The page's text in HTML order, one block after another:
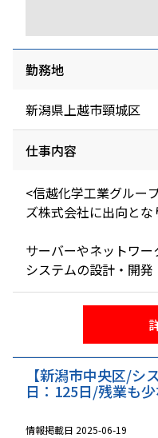
勤務地
新潟県上越市頸城区
仕事内容
<信越化学工業グルー
ズ株式会社に出向とな
サーバーやネットワ
システムの設計・開
保守、そして各プロ
行っていただきます。
【新潟市中央区/シ
日：125日/残業も
情報掲載日 2025-06-19